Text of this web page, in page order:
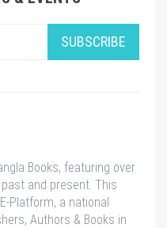
SUBSCRIBE
Books, featuring over
and present. This
Platform, a national
Authors & Books in